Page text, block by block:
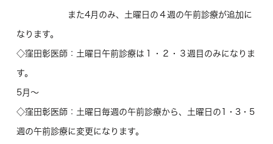
また4月のみ、土曜日の４週の午前診療が追加に
なります。
◇窪田彰医師：土曜日午前診療は１・２・３週目のみになりま
す。
5月～
◇窪田彰医師：土曜日毎週の午前診療から、土曜日の1・3・5
週の午前診療に変更になります。